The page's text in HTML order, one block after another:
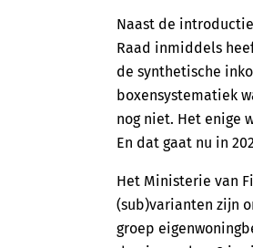
Naast de
Raad inmiddels
de synthetische
boxensystematiek
nog niet. Het enige
En dat gaat nu in
Het Ministerie van
(sub)varianten zijn
groep